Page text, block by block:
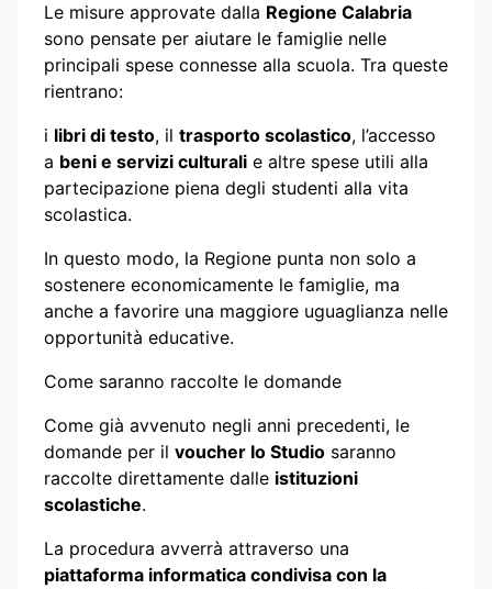
Le misure approvate dalla Regione Calabria
sono pensate per aiutare le famiglie nelle
principali spese connesse alla scuola. Tra queste
rientrano:
i libri di testo, il trasporto scolastico, l’accesso
a beni e servizi culturali e altre spese utili alla
partecipazione piena degli studenti alla vita
scolastica.
In questo modo, la Regione punta non solo a
sostenere economicamente le famiglie, ma
anche a favorire una maggiore uguaglianza nelle
opportunità educative.
Come saranno raccolte le domande
Come già avvenuto negli anni precedenti, le
domande per il voucher Io Studio saranno
raccolte direttamente dalle istituzioni
scolastiche.
La procedura avverrà attraverso una
piattaforma informatica condivisa con la